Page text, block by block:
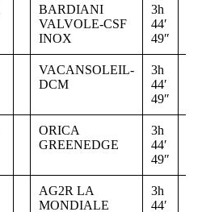
BARDIANI
VALVOLE-CSF
INOX
3h
44′
49″
VACANSOLEIL-
DCM
3h
44′
49″
ORICA
GREENEDGE
3h
44′
49″
AG2R LA
MONDIALE
3h
44′